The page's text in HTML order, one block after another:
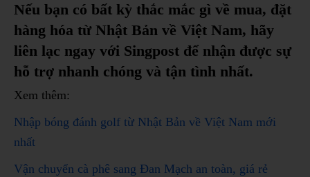
Nếu bạn có bất kỳ thắc mắc gì về mua, đặt
hàng hóa từ Nhật Bản về Việt Nam, hãy
liên lạc ngay với Singpost để nhận được sự
hỗ trợ nhanh chóng và tận tình nhất.
Xem thêm:
Nhập bóng đánh golf từ Nhật Bản về Việt Nam mới
nhất
Vận chuyển cà phê sang Đan Mạch an toàn, giá rẻ